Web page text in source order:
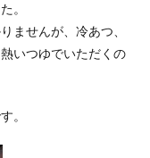
。
ませんが、冷あつ、
いつゆでいただくの
。